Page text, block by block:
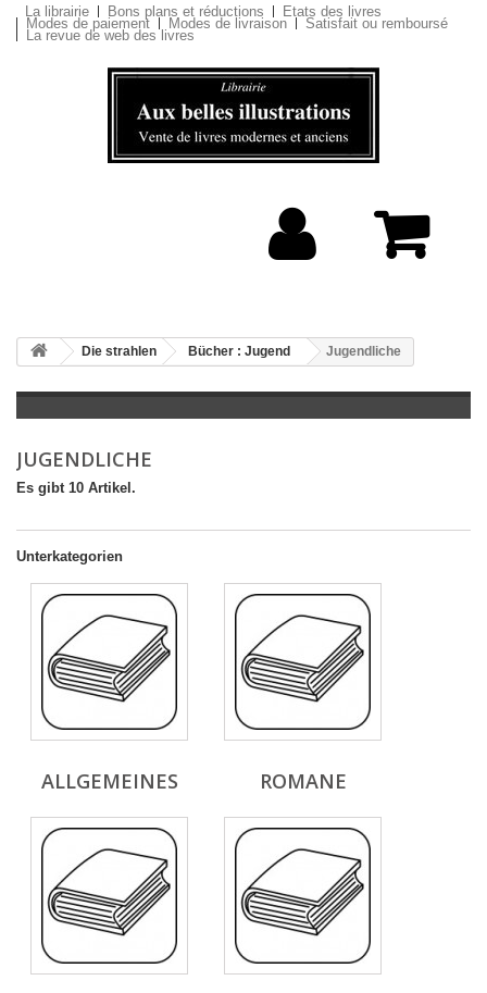
La librairie Bons plans et réductions Etats des livres
Modes de paiement Modes de livraison Satisfait ou remboursé
La revue de web des livres
Die strahlen Bücher : Jugend Jugendliche
JUGENDLICHE
Es gibt 10 Artikel.
Unterkategorien
ALLGEMEINES ROMANE